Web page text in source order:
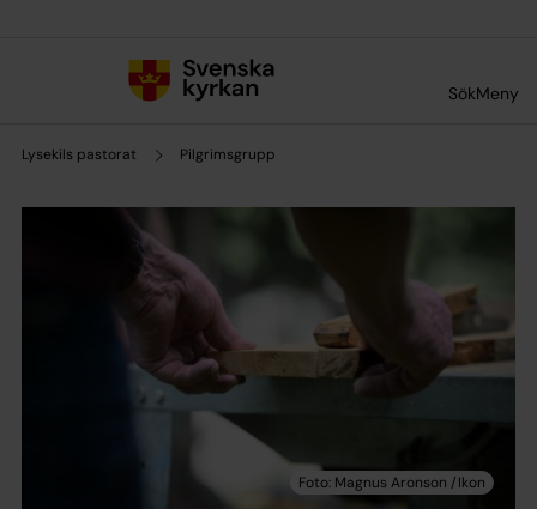
SökMeny
Lysekils pastorat Pilgrimsgrupp